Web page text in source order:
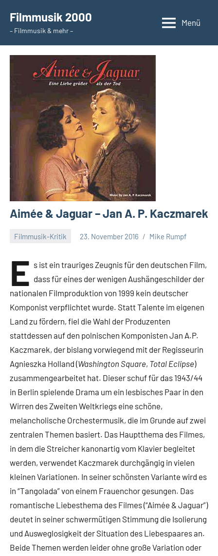
Inhalt
springen
Filmmusik 2000
– Filmmusik & mehr –
Menü
Aimée & Jaguar – Jan A. P. Kaczmarek
Filmmusik-Kritik 23. November 2016 Mike Rumpf
E s ist ein trauriges Zeugnis für den deutschen Film,
dass für eines der wenigen Aushängeschilder der
nationalen Filmproduktion von 1999 kein deutscher
Komponist verpflichtet wurde. Statt Talente im eigenen
Land zu fördern, fiel die Wahl der Produzenten
stattdessen auf den polnischen Komponisten Jan A.P.
Kaczmarek, der bislang vorwiegend mit der Regisseurin
Agnieszka Holland (Washington Square, Total Eclipse)
zusammengearbeitet hat. Dieser schuf für das 1943/44
in Berlin spielende Drama um ein lesbisches Paar in den
Wirren des Zweiten Weltkriegs eine schöne,
melancholische Orchestermusik, die im Grunde auf zwei
zentralen Themen basiert. Das Hauptthema des Filmes,
in dem die Streicher kanonartig vom Klavier begleitet
werden, verwendet Kaczmarek durchgängig in vielen
kleinen Variationen. In seiner schönsten Variante wird es
in “Tangolada” von einem Frauenchor gesungen. Das
romantische Liebesthema des Filmes (“Aimée & Jaguar”)
deutet in seiner schwermütigen Stimmung die Isolierung
und Ausweglosigkeit der Situation des Liebespaares an.
Beide Themen werden leider ohne große Variation oder